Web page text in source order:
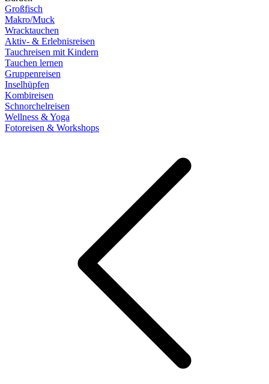
Großfisch
Makro/Muck
Wracktauchen
Aktiv- & Erlebnisreisen
Tauchreisen mit Kindern
Tauchen lernen
Gruppenreisen
Inselhüpfen
Kombireisen
Schnorchelreisen
Wellness & Yoga
Fotoreisen & Workshops